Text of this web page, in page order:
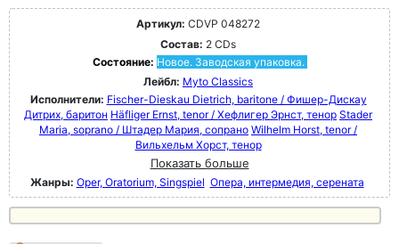
Артикул: CDVP 048272
Состав: 2 CDs
Состояние: Новое. Заводская упаковка.
Лейбл: Myto Classics
Исполнители: Fischer-Dieskau Dietrich, baritone / Фишер-Дискау
Дитрих, баритон Häfliger Ernst, tenor / Хефлигер Эрнст, тенор Stader
Maria, soprano / Штадер Мария, сопрано Wilhelm Horst, tenor /
Вильхельм Хорст, тенор
Показать больше
Жанры: Oper, Oratorium, Singspiel Опера, интермедия, серената